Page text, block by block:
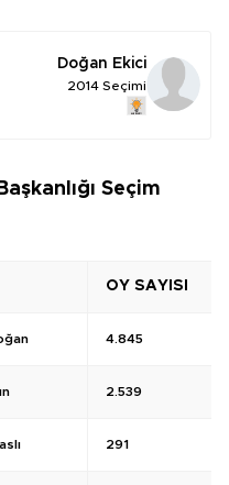
Doğan Ekici
2014 Seçimi
Seçim
OY SAYISI
4.845
2.539
291